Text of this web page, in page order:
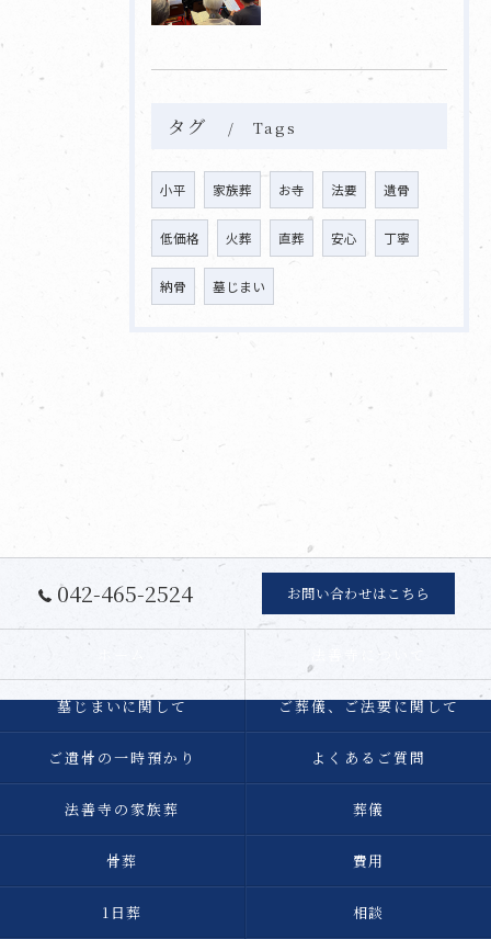
タグ Tags
小平 家族葬 お寺 法要 遺骨
低価格 火葬 直葬 安心 丁寧
納骨 墓じまい
042-465-2524 お問い合わせはこちら
墓じまいに関して ご葬儀、ご法要に関して
ご遺骨の一時預かり よくあるご質問
法善寺の家族葬 葬儀
骨葬 費用
1日葬 相談